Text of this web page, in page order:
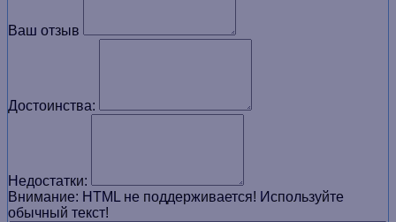
Ваш отзыв
Достоинства:
Недостатки:
Внимание: HTML не поддерживается! Используйте
обычный текст!